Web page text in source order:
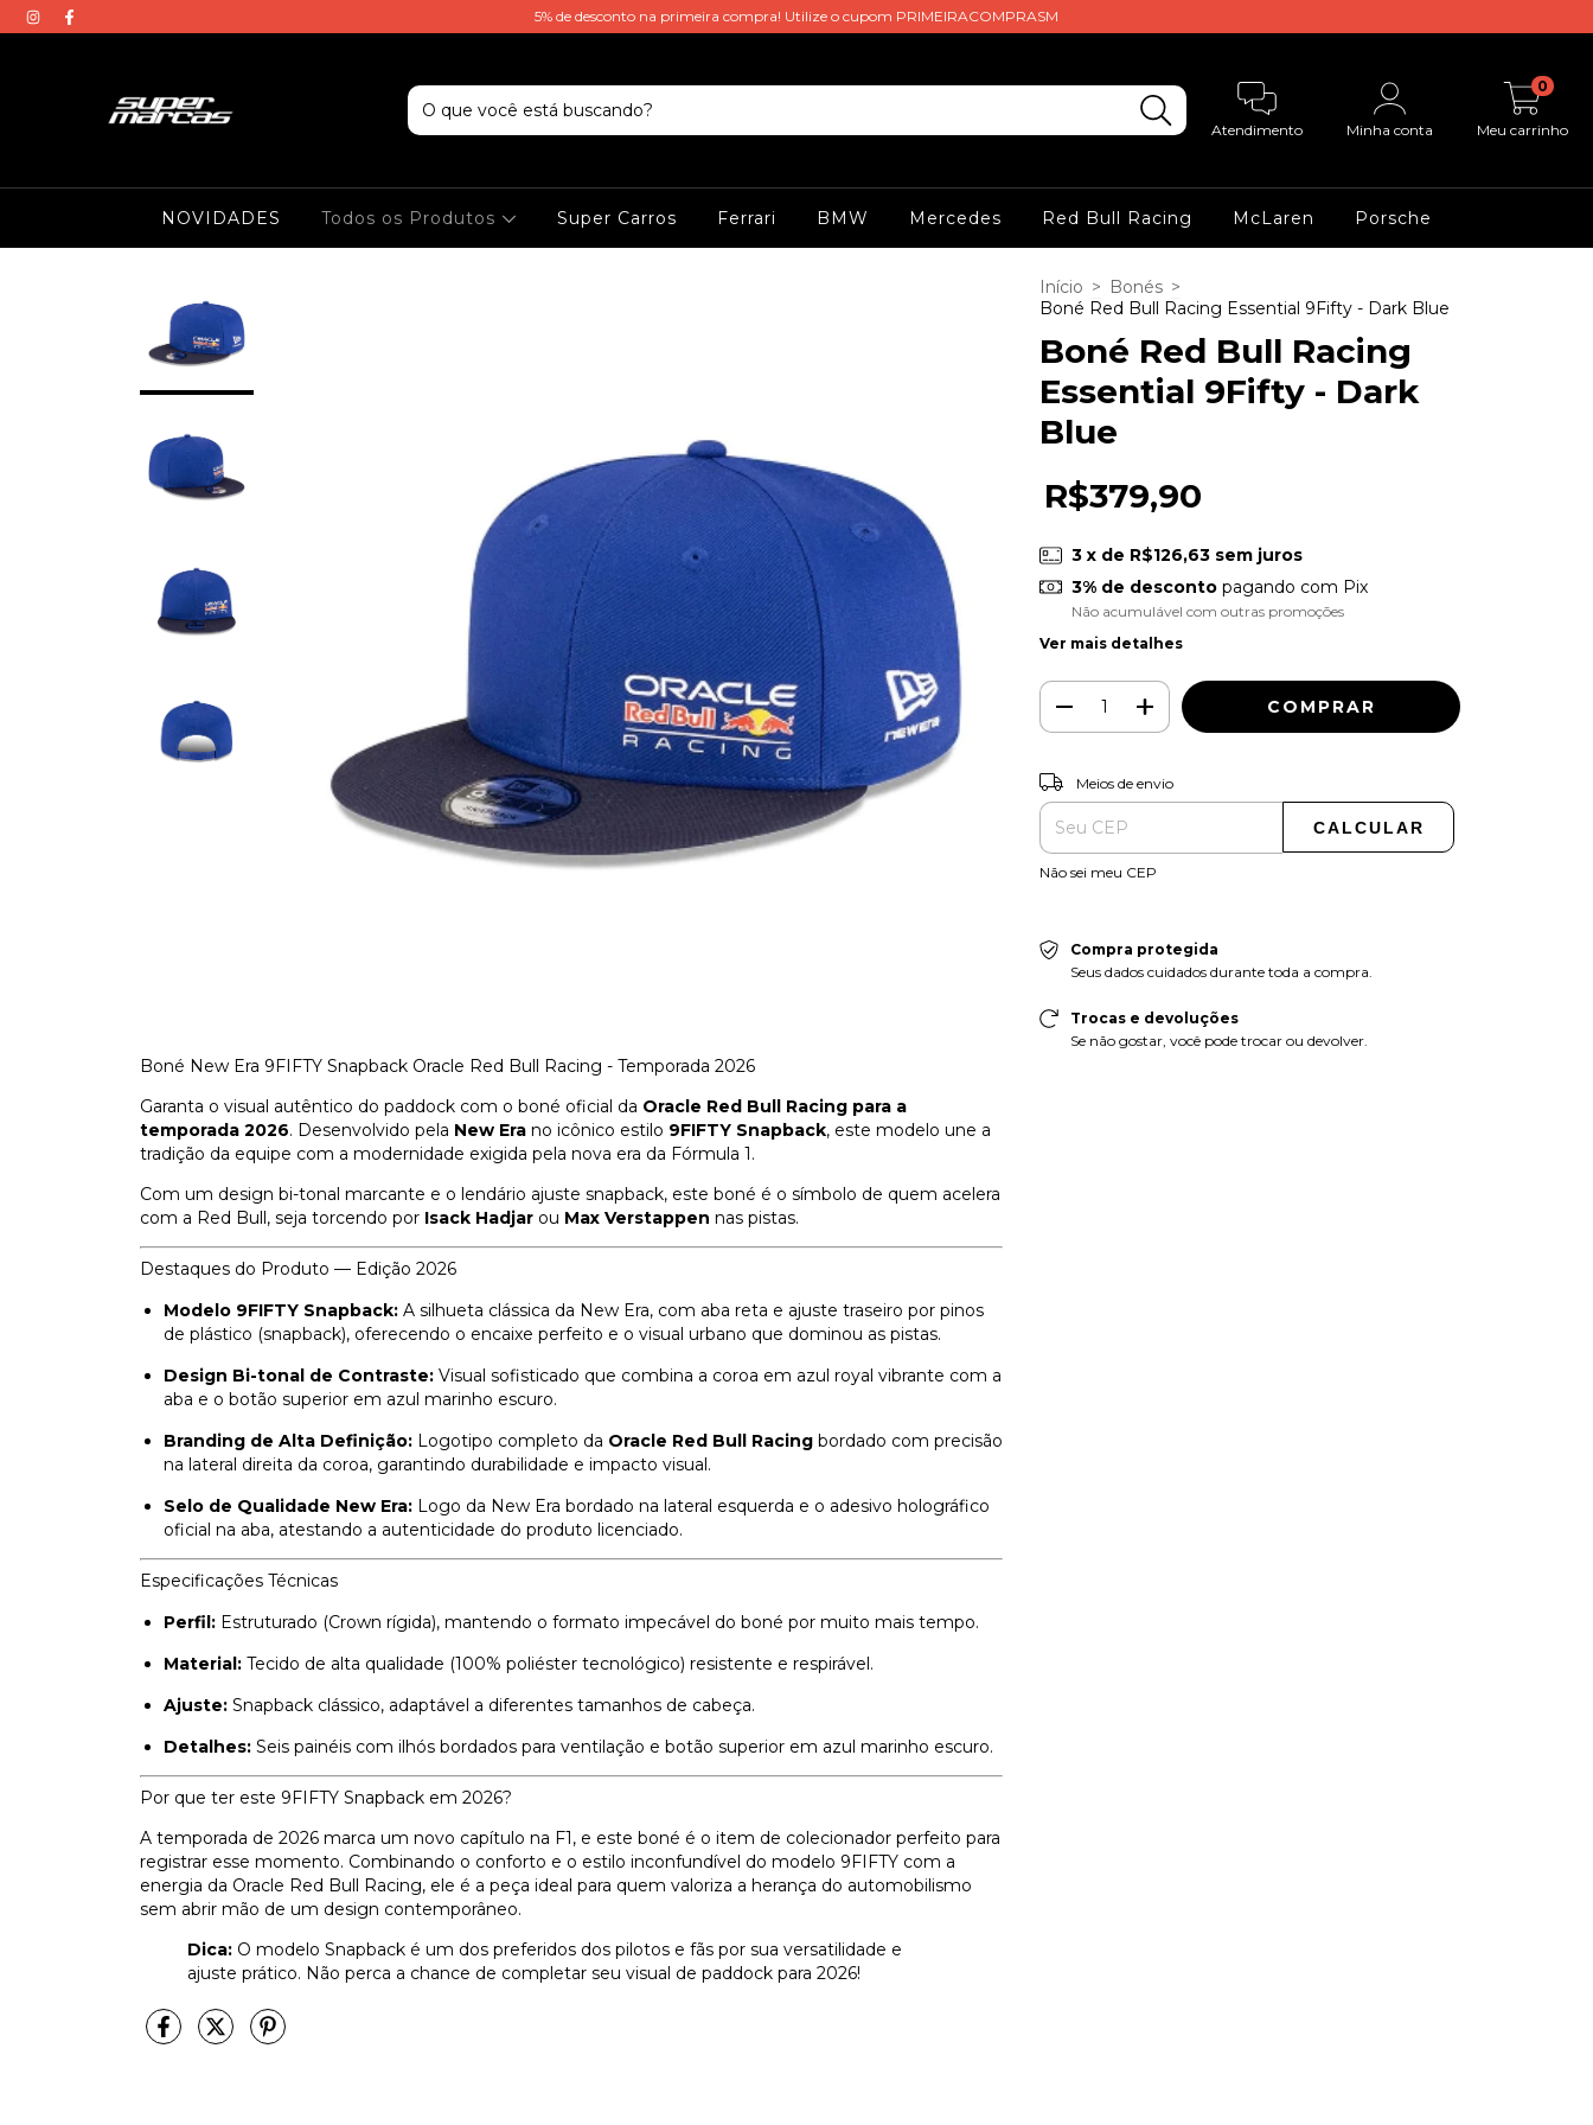
5% de desconto na primeira compra! Utilize o cupom PRIMEIRACOMPRASM
Atendimento Minha conta Meu carrinho
0
NOVIDADES Todos os Produtos Super Carros Ferrari BMW Mercedes Red Bull Racing McLaren Porsche
Boné New Era 9FIFTY Snapback Oracle Red Bull Racing - Temporada 2026
Garanta o visual autêntico do paddock com o boné oficial da Oracle Red Bull Racing para a
temporada 2026. Desenvolvido pela New Era no icônico estilo 9FIFTY Snapback, este modelo une a
tradição da equipe com a modernidade exigida pela nova era da Fórmula 1.
Com um design bi-tonal marcante e o lendário ajuste snapback, este boné é o símbolo de quem acelera
com a Red Bull, seja torcendo por Isack Hadjar ou Max Verstappen nas pistas.
Destaques do Produto — Edição 2026
Modelo 9FIFTY Snapback: A silhueta clássica da New Era, com aba reta e ajuste traseiro por pinos
de plástico (snapback), oferecendo o encaixe perfeito e o visual urbano que dominou as pistas.
Design Bi-tonal de Contraste: Visual sofisticado que combina a coroa em azul royal vibrante com a
aba e o botão superior em azul marinho escuro.
Branding de Alta Definição: Logotipo completo da Oracle Red Bull Racing bordado com precisão
na lateral direita da coroa, garantindo durabilidade e impacto visual.
Selo de Qualidade New Era: Logo da New Era bordado na lateral esquerda e o adesivo holográfico
oficial na aba, atestando a autenticidade do produto licenciado.
Especificações Técnicas
Perfil: Estruturado (Crown rígida), mantendo o formato impecável do boné por muito mais tempo.
Material: Tecido de alta qualidade (100% poliéster tecnológico) resistente e respirável.
Ajuste: Snapback clássico, adaptável a diferentes tamanhos de cabeça.
Detalhes: Seis painéis com ilhós bordados para ventilação e botão superior em azul marinho escuro.
Por que ter este 9FIFTY Snapback em 2026?
A temporada de 2026 marca um novo capítulo na F1, e este boné é o item de colecionador perfeito para
registrar esse momento. Combinando o conforto e o estilo inconfundível do modelo 9FIFTY com a
energia da Oracle Red Bull Racing, ele é a peça ideal para quem valoriza a herança do automobilismo
sem abrir mão de um design contemporâneo.
Dica: O modelo Snapback é um dos preferidos dos pilotos e fãs por sua versatilidade e
ajuste prático. Não perca a chance de completar seu visual de paddock para 2026!
Início > Bonés >
Boné Red Bull Racing Essential 9Fifty - Dark Blue
Boné Red Bull Racing
Essential 9Fifty - Dark
Blue
R$379,90
3 x de R$126,63 sem juros
3% de descontopagando com Pix
Não acumulável com outras promoções
Ver mais detalhes
Entregas para o CEP:
Meios de envio
CALCULAR
Não sei meu CEP
Compra protegida
Seus dados cuidados durante toda a compra.
Trocas e devoluções
Se não gostar, você pode trocar ou devolver.